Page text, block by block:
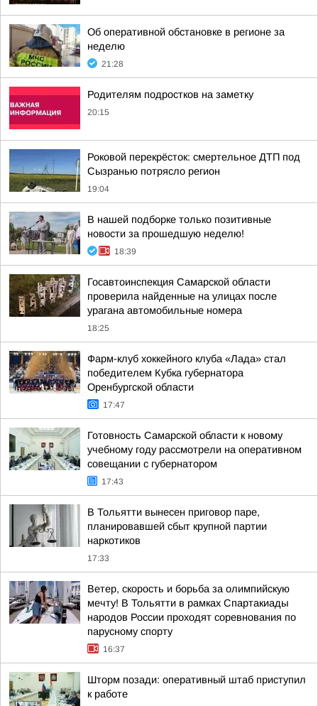
Об оперативной обстановке в регионе за
неделю
21:28
Родителям подростков на заметку
20:15
Роковой перекрёсток: смертельное ДТП под
Сызранью потрясло регион
19:04
В нашей подборке только позитивные
новости за прошедшую неделю!
18:39
Госавтоинспекция Самарской области
проверила найденные на улицах после
урагана автомобильные номера
18:25
Фарм-клуб хоккейного клуба «Лада» стал
победителем Кубка губернатора
Оренбургской области
17:47
Готовность Самарской области к новому
учебному году рассмотрели на оперативном
совещании с губернатором
17:43
В Тольятти вынесен приговор паре,
планировавшей сбыт крупной партии
наркотиков
17:33
Ветер, скорость и борьба за олимпийскую
мечту! В Тольятти в рамках Спартакиады
народов России проходят соревнования по
парусному спорту
16:37
Шторм позади: оперативный штаб приступил
к работе